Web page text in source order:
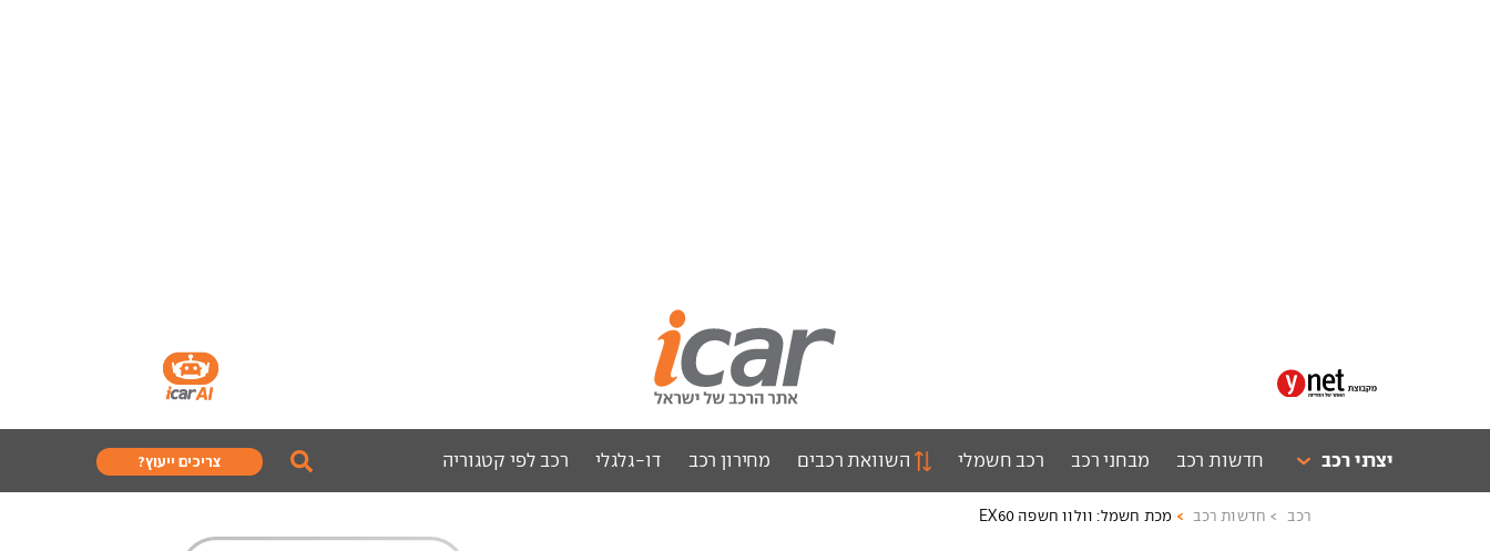
יצרני רכב חדשות רכב מבחני רכב רכב חשמלי השוואת רכבים מחירון רכב דו-גלגלי רכב לפי קטגוריה צריכים ייעוץ?
רכב חדשות רכב מכת חשמל: וולוו חשפה EX60